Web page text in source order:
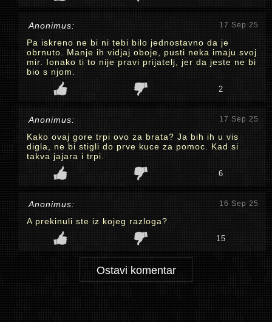
Anonimus: 17 Sep 25
Pa iskreno ne bi ni tebi bilo jednostavno da je
obrnuto. Manje ih vidjaj oboje, pusti neka imaju svoj
mir. Ionako ti to nije pravi prijatelj, jer da jeste ne bi
bio s njom.
2
Anonimus: 17 Sep 25
Kako ovaj gore trpi ovo za brata? Ja bih ih u vis
digla, ne bi stigli do prve kuce za pomoc. Kad si
takva jajara i trpi.
6
Anonimus: 16 Sep 25
A prekinuli ste iz kojeg razloga?
15
Ostavi komentar